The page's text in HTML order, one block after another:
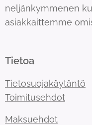
neljänkymmenen
asiakkaittemme
Tietoa
Tietosuojakäytäntö
Toimitusehdot
Maksuehdot